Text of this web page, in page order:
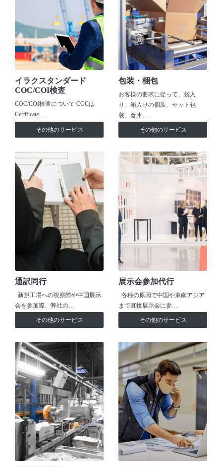
イラクスタンダード
COC/COI検査
COC/COI検査について COCは
Certificate …
その他のサービス
包装・梱包
お客様の要求に従って、袋入
り、箱入りの個装、セット包
装、倉庫…
その他のサービス
通訳同行
新規工場への視察際や中国展示
会を参加際、弊社の…
その他のサービス
展示会参加代行
各種の原因で中国や東南アジア
まで直接展示会に参…
その他のサービス